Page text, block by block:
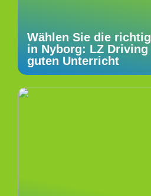
Wählen Sie die
in Nyborg: LZ
guten Unterricht